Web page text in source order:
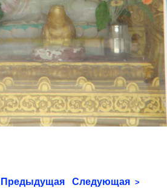
Предыдущая Следующая >